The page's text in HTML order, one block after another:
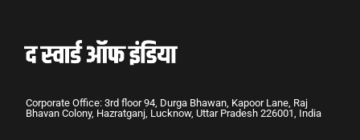
Corporate Office: 3rd floor 94, Durga Bhawan, Kapoor Lane, Raj
Bhavan Colony, Hazratganj, Lucknow, Uttar Pradesh 226001, India